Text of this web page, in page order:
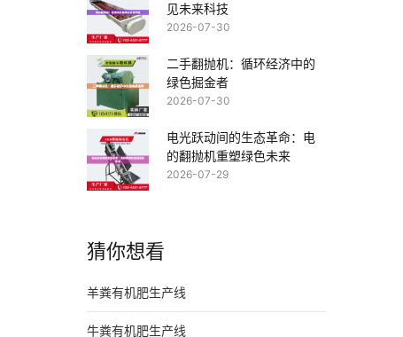
见未来科技
2026-07-30
二手翻抛机：循环经济中的
绿色掘金者
2026-07-30
电光跃动间的生态革命：电
的翻抛机重塑绿色未来
2026-07-29
猜你想看
羊粪有机肥生产线
牛粪有机肥生产线